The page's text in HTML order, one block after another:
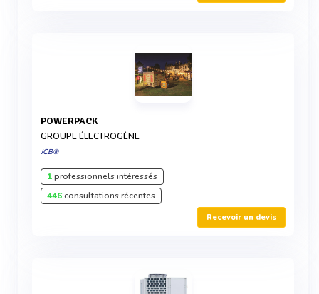
POWERPACK
GROUPE ÉLECTROGÈNE
JCB®
1professionnels intéressés
446consultations récentes
Recevoir un devis